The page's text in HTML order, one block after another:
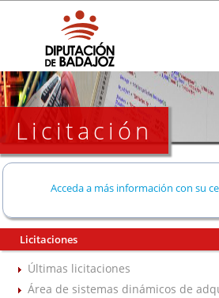
Licitación
Acceda a más información con su
Licitaciones
Últimas licitaciones
Área de sistemas dinámicos de